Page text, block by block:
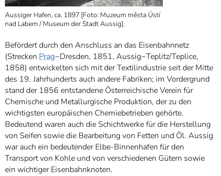
Aussiger Hafen, ca. 1897 [Foto: Muzeum města Ústí
nad Labem / Museum der Stadt Aussig].
Befördert durch den Anschluss an das Eisenbahnnetz
(Strecken Prag−Dresden, 1851, Aussig−Teplitz/Teplice,
1858) entwickelten sich mit der Textilindustrie seit der Mitte
des 19. Jahrhunderts auch andere Fabriken; im Vordergrund
stand der 1856 entstandene Österreichische Verein für
Chemische und Metallurgische Produktion, der zu den
wichtigsten europäischen Chemiebetrieben gehörte.
Bedeutend waren auch die Schichtwerke für die Herstellung
von Seifen sowie die Bearbeitung von Fetten und Öl. Aussig
war auch ein bedeutender Elbe-Binnenhafen für den
Transport von Kohle und von verschiedenen Gütern sowie
ein wichtiger Eisenbahnknoten.